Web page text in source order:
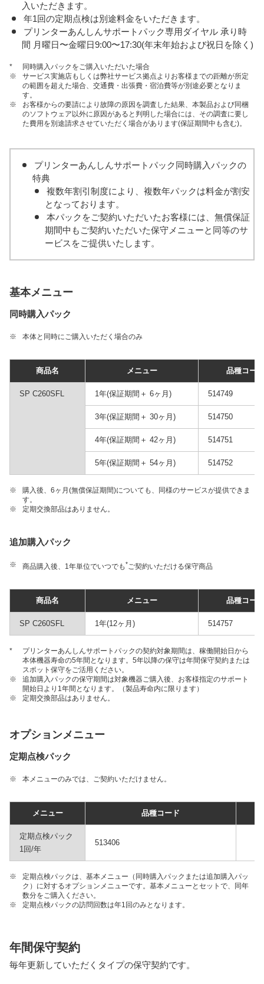
入いただきます。
年1回の定期点検は別途料金をいただきます。
プリンターあんしんサポートパック専用ダイヤル 承り時
間 月曜日〜金曜日9:00〜17:30(年末年始および祝日を除く)
*
同時購入パックをご購入いただいた場合
※
サービス実施店もしくは弊社サービス拠点よりお客様までの距離が所定
の範囲を超えた場合、交通費・出張費・宿泊費等が別途必要となりま
す。
※
お客様からの要請により故障の原因を調査した結果、本製品および同梱
のソフトウェア以外に原因があると判明した場合には、その調査に要し
た費用を別途請求させていただく場合があります(保証期間中も含む)。
プリンターあんしんサポートパック同時購入パックの
特典
複数年割引制度により、複数年パックは料金が割安
となっております。
本パックをご契約いただいたお客様には、無償保証
期間中もご契約いただいた保守メニューと同等のサ
ービスをご提供いたします。
基本メニュー
同時購入パック
※ 本体と同時にご購入いただく場合のみ
商品名 メニュー 品種コード
SP C260SFL 1年(保証期間＋ 6ヶ月) 514749
3年(保証期間＋ 30ヶ月) 514750
4年(保証期間＋ 42ヶ月) 514751
5年(保証期間＋ 54ヶ月) 514752
※
購入後、6ヶ月(無償保証期間)についても、同様のサービスが提供できま
す。
※
定期交換部品はありません。
追加購入パック
※ 商品購入後、1年単位でいつでも*ご契約いただける保守商品
商品名 メニュー 品種コード
SP C260SFL 1年(12ヶ月) 514757
*
プリンターあんしんサポートパックの契約対象期間は、稼働開始日から
本体機器寿命の5年間となります。5年以降の保守は年間保守契約または
スポット保守をご活用ください。
※
追加購入パックの保守期間は対象機器ご購入後、お客様指定のサポート
開始日より1年間となります。（製品寿命内に限ります）
※
定期交換部品はありません。
オプションメニュー
定期点検パック
※ 本メニューのみでは、ご契約いただけません。
メニュー 品種コード
定期点検パック
1回/年
513406
※
定期点検パックは、基本メニュー（同時購入パックまたは追加購入パッ
ク）に対するオプションメニューです。基本メニューとセットで、同年
数分をご購入ください。
※
定期点検パックの訪問回数は年1回のみとなります。
年間保守契約
毎年更新していただくタイプの保守契約です。